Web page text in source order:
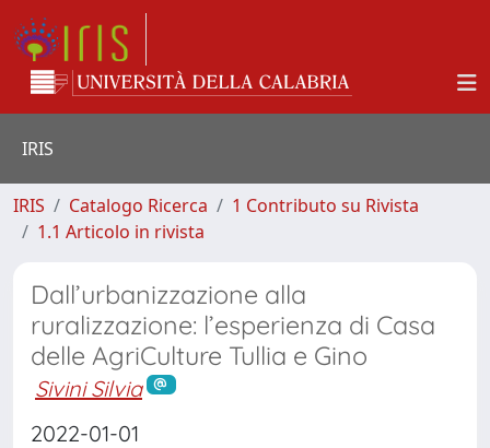
IRIS
IRIS Catalogo Ricerca
1 Contributo su Rivista
1.1 Articolo in rivista
Dall’urbanizzazione alla
ruralizzazione: l’esperienza di Casa
delle AgriCulture Tullia e Gino
Sivini Silvia
2022-01-01